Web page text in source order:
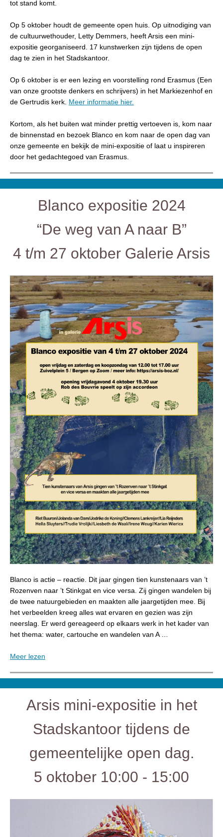
tot stand komt.
Op 5 oktober houdt de gemeente open huis. Op uitnodiging van
de cultuurwethouder, Letty Demmers, heeft Arsis een mini-
expositie georganiseerd. 17 kunstwerken zijn tijdens de open
dag te zien in het Stadskantoor.
Op 6 oktober is er een lezing en voorstelling rond Erasmus (Een
van onze grootste denkers en schrijvers) in het Markiezenhof en
de Gertrudis kerk. Meer informatie hier.
Kortom, als het buiten wat minder prettig vertoeven is, kom naar
de binnenstad en bezoek Blanco en kom naar de open dag van
onze gemeente en bekijk de mini-expositie of laat u inspireren
door het gedachtegoed van Erasmus.
Blanco expositie 2024
“De weg van A naar B”
4 t/m 27 oktober Galerie Arsis
Blanco is actie – reactie. Dit jaar gingen tien kunstenaars van ’t
Rozenven naar ’t Stinkgat en vice versa. Zij gingen wandelen bij
de twee natuurgebieden en maakten alle jaargetijden mee. Bij
het verbeelden kreeg alles wat ervaren en gezien was zijn
neerslag. Er werd gereageerd op elkaars werk in het kader van
het thema: water, cartouche en wandelen van A …
Meer lezen
Arsis mini-expositie in het
Stadskantoor tijdens de
gemeentelijke open dag.
5 oktober 10:00 - 15:00